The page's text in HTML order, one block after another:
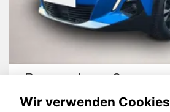
Peugeot 2008
Wir verwenden Cookies